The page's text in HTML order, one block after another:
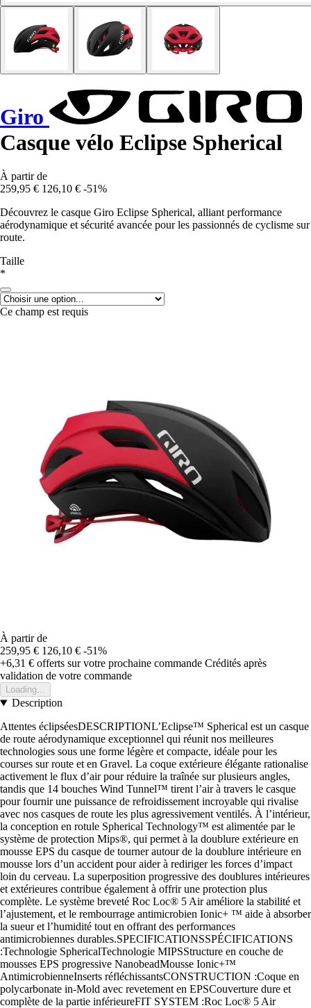
Giro
Casque vélo Eclipse Spherical
À partir de
259,95 € 126,10 € -51%
Découvrez le casque Giro Eclipse Spherical, alliant performance
aérodynamique et sécurité avancée pour les passionnés de cyclisme sur
route.
Taille
*
Ce champ est requis
À partir de
259,95 € 126,10 € -51%
+6,31 € offerts sur votre prochaine commande Crédités après
validation de votre commande
Loading...
Description
Attentes éclipséesDESCRIPTIONL’Eclipse™ Spherical est un casque
de route aérodynamique exceptionnel qui réunit nos meilleures
technologies sous une forme légère et compacte, idéale pour les
courses sur route et en Gravel. La coque extérieure élégante rationalise
activement le flux d’air pour réduire la traînée sur plusieurs angles,
tandis que 14 bouches Wind Tunnel™ tirent l’air à travers le casque
pour fournir une puissance de refroidissement incroyable qui rivalise
avec nos casques de route les plus agressivement ventilés. À l’intérieur,
la conception en rotule Spherical Technology™ est alimentée par le
système de protection Mips®, qui permet à la doublure extérieure en
mousse EPS du casque de tourner autour de la doublure intérieure en
mousse lors d’un accident pour aider à rediriger les forces d’impact
loin du cerveau. La superposition progressive des doublures intérieures
et extérieures contribue également à offrir une protection plus
complète. Le système breveté Roc Loc® 5 Air améliore la stabilité et
l’ajustement, et le rembourrage antimicrobien Ionic+ ™ aide à absorber
la sueur et l’humidité tout en offrant des performances
antimicrobiennes durables.SPECIFICATIONSSPÉCIFICATIONS
:Technologie SphericalTechnologie MIPSStructure en couche de
mousses EPS progressive NanobeadMousse Ionic+™
AntimicrobienneInserts réfléchissantsCONSTRUCTION :Coque en
polycarbonate in-Mold avec revetement en EPSCouverture dure et
complète de la partie inférieureFIT SYSTEM :Roc Loc® 5 Air